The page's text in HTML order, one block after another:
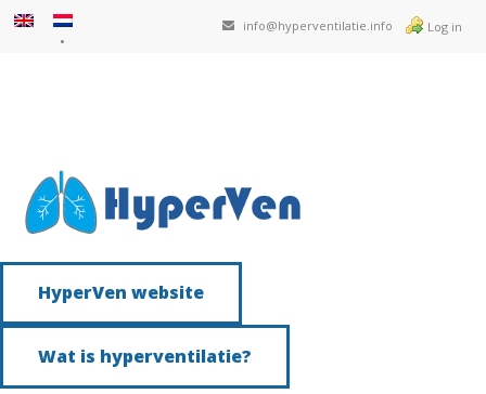
info@hyperventilatie.info Log in
HyperVen website
Wat is hyperventilatie?